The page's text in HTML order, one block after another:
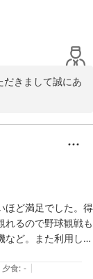
きまして誠にあ
客様にご不快の
。
るよう、清掃作
ありがとうござ
頂けたら幸いで
げます。
ほど満足でした。得
れるので野球観戦も
ど。また利用した
夕食: - |